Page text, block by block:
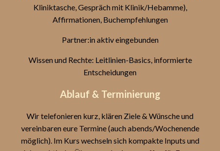
Kliniktasche, Gespräch mit Klinik/Hebamme),
Affirmationen, Buchempfehlungen
Partner:in aktiv eingebunden
Wissen und Rechte: Leitlinien-Basics, informierte
Entscheidungen
Ablauf & Terminierung
Wir telefonieren kurz, klären Ziele & Wünsche und
vereinbaren eure Termine (auch abends/Wochenende
möglich). Im Kurs wechseln sich kompakte Inputs und